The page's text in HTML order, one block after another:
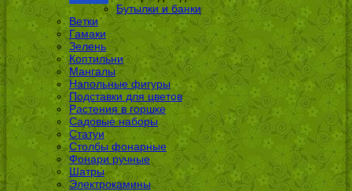
Бутылки и банки
Ветки
Гамаки
Зелень
Коптильни
Мангалы
Напольные фигуры
Подставки для цветов
Растения в горшке
Садовые наборы
Статуи
Столбы фонарные
Фонари ручные
Шатры
Электрокамины